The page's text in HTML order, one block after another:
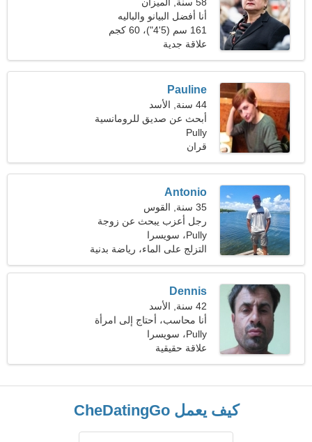
أنا أفضل البيانو والباليه
161 سم (5'4")، 60 كجم
(132 رطلا)
علاقة جدية
Pauline
44 سنة, الأسد
أبحث عن صديق للرومانسية
Pully
قران
Antonio
35 سنة, القوس
رجل أعزب يبحث عن زوجة
Pully، سويسرا
التزلج على الماء، رياضة بدنية
Dennis
42 سنة, الأسد
أنا محاسب، أحتاج إلى امرأة
لطيفة
Pully، سويسرا
علاقة حقيقية
كيف يعمل CheDatingGo